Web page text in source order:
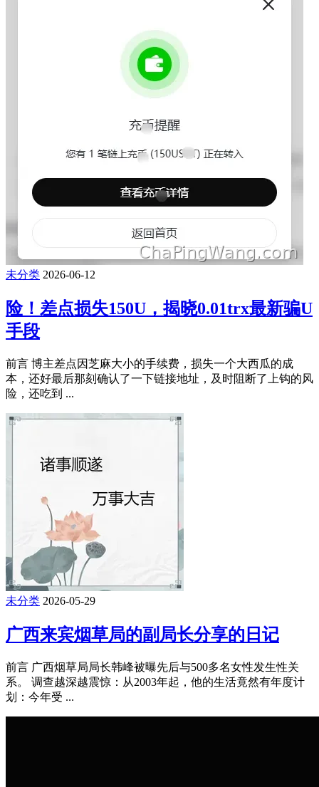
未分类 2026-06-12
险！差点损失150U，揭晓0.01trx最新骗U
手段
前言 博主差点因芝麻大小的手续费，损失一个大西瓜的成
本，还好最后那刻确认了一下链接地址，及时阻断了上钩的风
险，还吃到 ...
未分类 2026-05-29
广西来宾烟草局的副局长分享的日记
前言 广西烟草局局长韩峰被曝先后与500多名女性发生性关
系。 调查越深越震惊：从2003年起，他的生活竟然有年度计
划：今年受 ...